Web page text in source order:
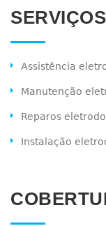
SERVIÇOS
Assistência
Manutenção
Reparos
Instalação